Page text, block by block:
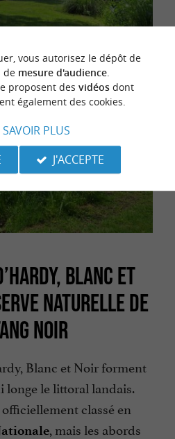
BLANC ET
NATURELLE DE
NOIR
Blanc et Noir forment
longe le littoral landais.
classé en
, mais les abords
vous autorisez le dépôt de
de mesure d'audience.
proposent des vidéosdont
également des cookies.
PLUS
J'ACCEPTE